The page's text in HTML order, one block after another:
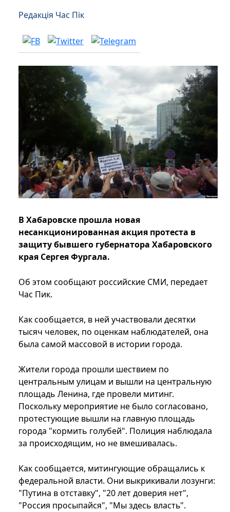
Редакція Час Пік
В Хабаровске прошла новая
несанкционированная акция протеста в
защиту бывшего губернатора Хабаровского
края Сергея Фургала.
Об этом сообщают российские СМИ, передает
Час Пик.
Как сообщается, в ней участвовали десятки
тысяч человек, по оценкам наблюдателей, она
была самой массовой в истории города.
Жители города прошли шествием по
центральным улицам и вышли на центральную
площадь Ленина, где провели митинг.
Поскольку мероприятие не было согласовано,
протестующие вышли на главную площадь
города "кормить голубей". Полиция наблюдала
за происходящим, но не вмешивалась.
Как сообщается, митингующие обращались к
федеральной власти. Они выкрикивали лозунги:
"Путина в отставку", "20 лет доверия нет",
"Россия просыпайся", "Мы здесь власть".